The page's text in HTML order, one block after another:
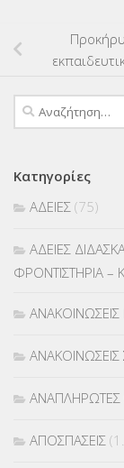
Αναζήτηση
για:
Κατηγορίες
ΑΔΕΙΕΣ (75)
ΑΔΕΙΕΣ
ΦΡΟΝΤΙΣΤΗΡΙΑ
ΑΝΑΚΟΙΝΩΣΕΙΣ
ΑΝΑΠΛΗΡΩΤΕΣ
ΑΠΟΣΠΑΣΕΙΣ